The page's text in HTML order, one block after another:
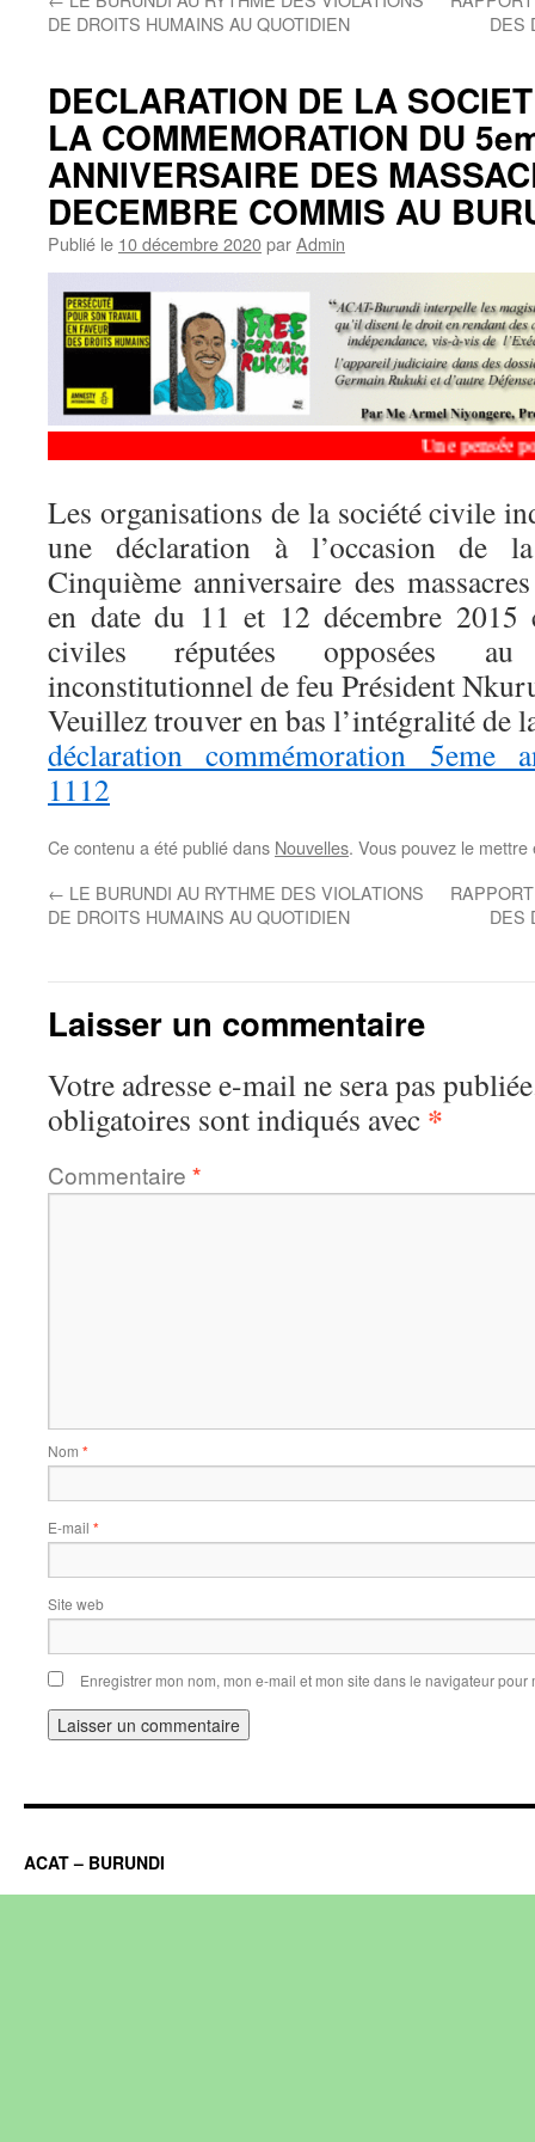
DE DROITS HUMAINS AU QUOTIDIEN
DES
DECLARATION DE LA
LA COMMEMORATION DU
ANNIVERSAIRE DES
DECEMBRE COMMIS AU
Publié le 10 décembre 2020parAdmin
Une pensée
Les organisations de la société civile
une déclaration à l’occasion de
Cinquième anniversaire des
en date du 11 et 12 décembre 2015
civiles réputées opposées au
inconstitutionnel de feu Président
Veuillez trouver en bas l’intégralité de
déclaration commémoration 5eme
1112
Ce contenu a été publié dans Nouvelles. Vous pouvez le
← LE BURUNDI AU RYTHME DES VIOLATIONS
DE DROITS HUMAINS AU QUOTIDIEN
DES
Laisser un commentaire
Votre adresse e-mail ne sera pas
obligatoires sont indiqués avec *
Commentaire *
Nom *
E-mail *
Site web
Enregistrer mon nom, mon e-mail et mon site dans le navigateur
ACAT – BURUNDI